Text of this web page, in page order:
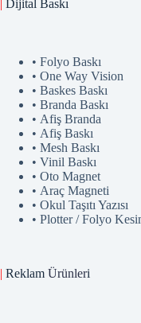
| Dijital Baskı
• Folyo Baskı
• One Way Vision
• Baskes Baskı
• Branda Baskı
• Afiş Branda
• Afiş Baskı
• Mesh Baskı
• Vinil Baskı
• Oto Magnet
• Araç Magneti
• Okul Taşıtı Yazısı
• Plotter / Folyo
| Reklam Ürünleri